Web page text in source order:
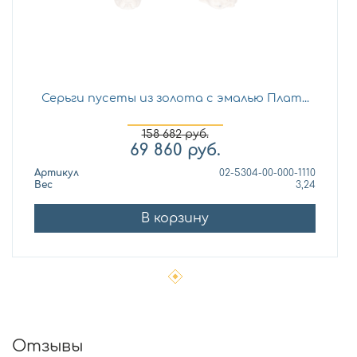
Серьги пусеты из золота с эмалью Плат...
158 682руб.
69 860 руб.
Артикул
02-5304-00-000-1110
Вес
3,24
В корзину
Отзывы